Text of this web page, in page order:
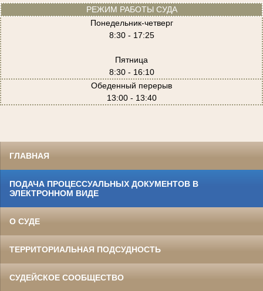
РЕЖИМ РАБОТЫ СУДА
Понедельник-четверг
8:30 - 17:25
Пятница
8:30 - 16:10
Обеденный перерыв
13:00 - 13:40
ГЛАВНАЯ
ПОДАЧА ПРОЦЕССУАЛЬНЫХ ДОКУМЕНТОВ В
ЭЛЕКТРОННОМ ВИДЕ
О СУДЕ
ТЕРРИТОРИАЛЬНАЯ ПОДСУДНОСТЬ
СУДЕЙСКОЕ СООБЩЕСТВО